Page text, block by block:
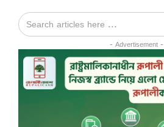
- Advertisement -